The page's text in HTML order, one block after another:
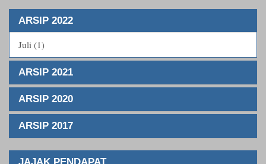
ARSIP 2022
Juli (1)
ARSIP 2021
ARSIP 2020
ARSIP 2017